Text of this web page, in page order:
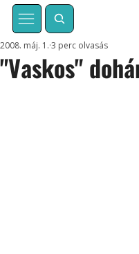
"Vaskos"
2008. máj. 1. 3 perc olvasás